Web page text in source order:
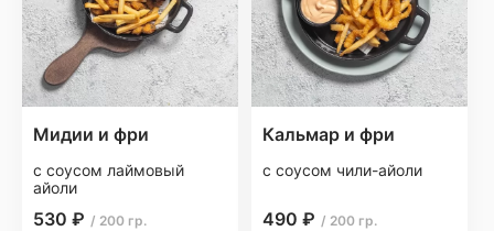
Мидии и фри
с соусом лаймовый
айоли
530 ₽ / 200 гр.
Кальмар и фри
с соусом чили-айоли
490 ₽ / 200 гр.